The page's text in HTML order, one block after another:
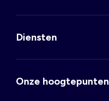
Diensten
Onze hoogtepunten